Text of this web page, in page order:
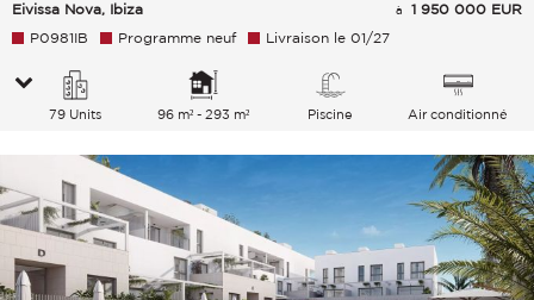
Eivissa Nova, Ibiza
à
1 950 000 EUR
P0981IB
Programme neuf Livraison le 01/27
79 Units 96 m² - 293 m² Piscine Air conditionné